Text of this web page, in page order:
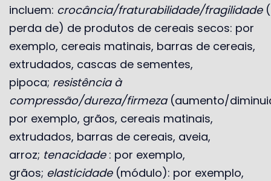
incluem: crocância/fraturabilidade/fragilidade
perda de) de produtos de cereais secos: por
exemplo, cereais matinais, barras de cereais,
extrudados, cascas de sementes,
pipoca; resistência à
compressão/dureza/firmeza(aumento/
por exemplo, grãos, cereais matinais,
extrudados, barras de cereais, aveia,
arroz; tenacidade: por exemplo,
grãos; elasticidade(módulo): por exemplo,